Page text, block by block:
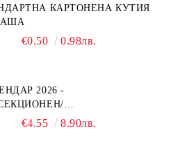
КАРТОНЕНА КУТИЯ
€0.50 0.98лв.
2026 -
€4.55 8.90лв.